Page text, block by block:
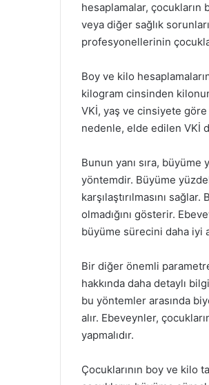
hesaplamalar,
veya diğer sağlık
profesyonellerinin
Boy ve kilo
kilogram cinsinden
VKİ, yaş ve cinsiyete
nedenle, elde edilen VKİ
Bunun yanı sıra,
yöntemdir. Büyüme
karşılaştırılmasını
olmadığını gösterir.
büyüme sürecini daha iyi
Bir diğer önemli
hakkında daha detaylı
bu yöntemler arasında
alır. Ebeveynler,
yapmalıdır.
Çocuklarının boy ve kilo